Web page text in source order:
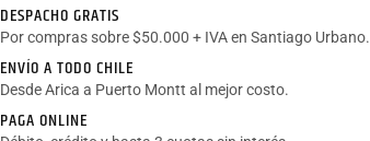
DESPACHO GRATIS
Por compras sobre $50.000 + IVA en Santiago Urbano.
ENVÍO A TODO CHILE
Desde Arica a Puerto Montt al mejor costo.
PAGA ONLINE